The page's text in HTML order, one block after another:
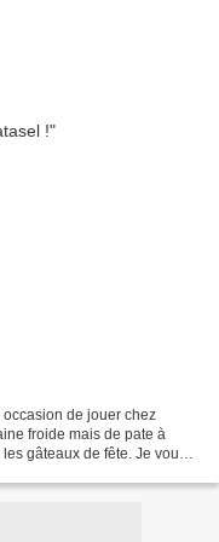
de jouer chez
froide mais de pate à
gâteaux de fête. Je vous